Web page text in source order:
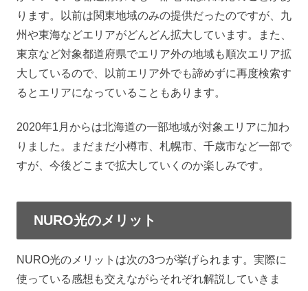
ります。以前は関東地域のみの提供だったのですが、九
州や東海などエリアがどんどん拡大しています。また、
東京など対象都道府県でエリア外の地域も順次エリア拡
大しているので、以前エリア外でも諦めずに再度検索す
るとエリアになっていることもあります。
2020年1月からは北海道の一部地域が対象エリアに加わ
りました。まだまだ小樽市、札幌市、千歳市など一部で
すが、今後どこまで拡大していくのか楽しみです。
NURO光のメリット
NURO光のメリットは次の3つが挙げられます。実際に
使っている感想も交えながらそれぞれ解説していきま